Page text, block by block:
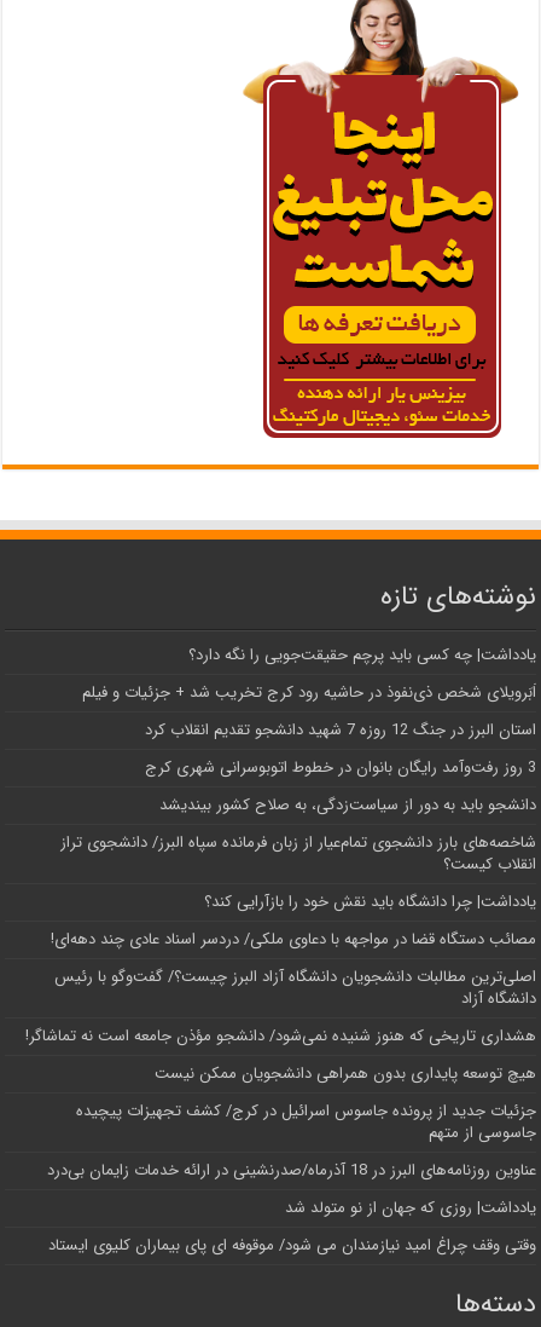
نوشته‌های تازه
یادداشت| ‌چه کسی باید پرچم حقیقت‌جویی را نگه دارد؟
اَبَر‌ویلای شخص ذی‌نفوذ در حاشیه‌ رود کرج تخریب شد + جزئیات و فیلم
استان البرز در جنگ 12 روزه 7 شهید دانشجو تقدیم انقلاب کرد
3 روز رفت‌وآمد رایگان بانوان در خطوط اتوبوسرانی شهری کرج
دانشجو باید به دور از سیاست‌زدگی، به صلاح کشور بیندیشد
شاخصه‌های بارز دانشجوی تمام‌عیار از زبان فرمانده سپاه البرز/ دانشجوی تراز
انقلاب کیست؟
یادداشت| چرا دانشگاه باید نقش خود را بازآرایی کند؟
مصائب دستگاه قضا در مواجهه با دعاوی ملکی/ دردسر اسناد عادی چند‌ دهه‌ای!
اصلی‌ترین مطالبات دانشجویان دانشگاه آزاد البرز چیست؟/ گفت‌وگو با رئیس
دانشگاه آز‌اد
هشداری تاریخی که هنوز شنیده نمی‌شود/ دانشجو مؤذن جامعه است نه تماشاگر!
هیچ توسعه پایداری بدون همراهی دانشجویان ممکن نیست
جزئیات جدید از پرونده جاسوس اسرائیل در کرج/‌ کشف تجهیزات پیچیده
جاسوسی از متهم
عناوین روزنامه‌های البرز در ‌18 آذرماه/صدرنشینی در ارائه خدمات زایمان بی‌درد
یادداشت| روزی که جهان از نو متولد شد
وقتی وقف چراغ امید نیازمندان می شود/ موقوفه ای پای بیماران کلیوی ایستاد
دسته‌ها